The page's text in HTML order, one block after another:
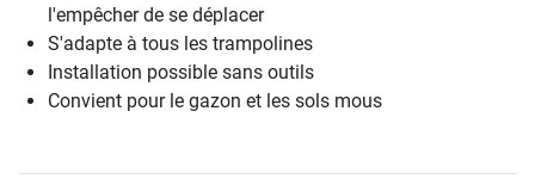
l'empêcher de se déplacer
S'adapte à tous les trampolines
Installation possible sans outils
Convient pour le gazon et les sols mous